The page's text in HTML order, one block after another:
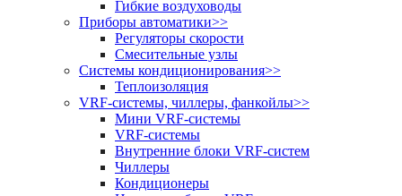
Гибкие воздуховоды
Приборы автоматики>>
Регуляторы скорости
Смесительные узлы
Системы кондиционирования>>
Теплоизоляция
VRF-системы, чиллеры, фанкойлы>>
Мини VRF-системы
VRF-системы
Внутренние блоки VRF-систем
Чиллеры
Кондиционеры